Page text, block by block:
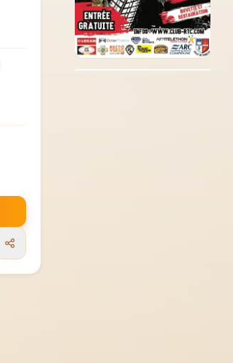
Consultez le dernier
magazine en ligne
Août2026